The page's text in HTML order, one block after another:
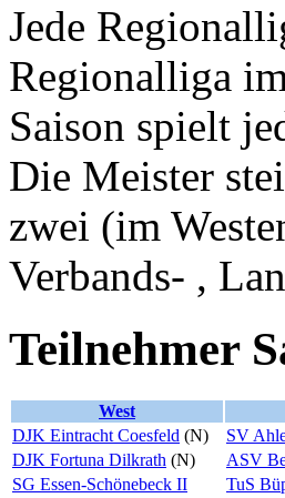
Jede
Regionalliga
Saison spielt
Die Meister
zwei (im
Verbands- ,
Teilnehmer
West
DJK Eintracht Coesfeld (N) SV
DJK Fortuna Dilkrath (N) ASV
SG Essen-Schönebeck II
TuS